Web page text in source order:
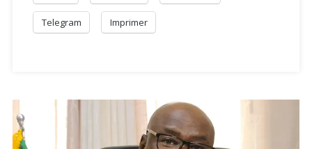
Telegram Imprimer